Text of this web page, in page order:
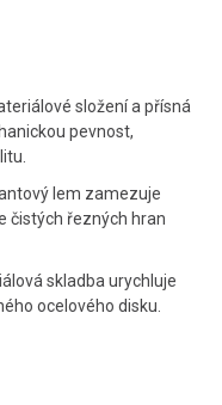
složení a přísná
pevnost,
lem zamezuje
čistých řezných hran
skladba urychluje
ocelového disku.